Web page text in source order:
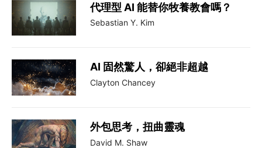
代理型 AI 能替你牧養教會嗎？
Sebastian Y. Kim
AI 固然驚人，卻絕非超越
Clayton Chancey
外包思考，扭曲靈魂
David M. Shaw